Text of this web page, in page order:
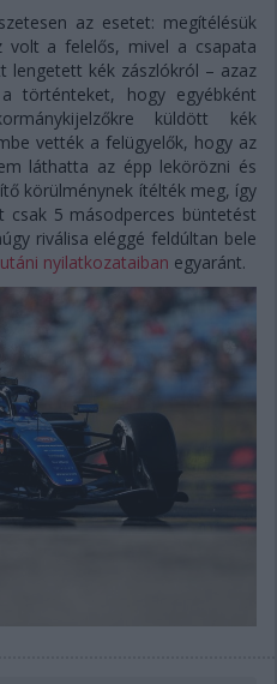
az esetet: megítélésük
volt a felelős, mivel a csapata
lengetett kék zászlókról – azaz
történteket, hogy egyébként
küldött kék
vették a felügyelők, hogy az
láthatta az épp lekörözni és
körülménynek ítélték meg, így
5 másodperces büntetést
riválisa eléggé feldúltan bele
nyilatkozataiban egyaránt.